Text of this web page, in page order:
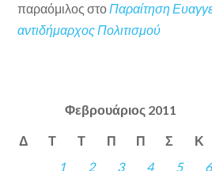
παραόμιλος στοΠαραίτηση
αντιδήμαρχος Πολιτισμού
Φεβρουάριος 2011
Δ Τ Τ Π Π Σ Κ
1 2 3 4 5
6